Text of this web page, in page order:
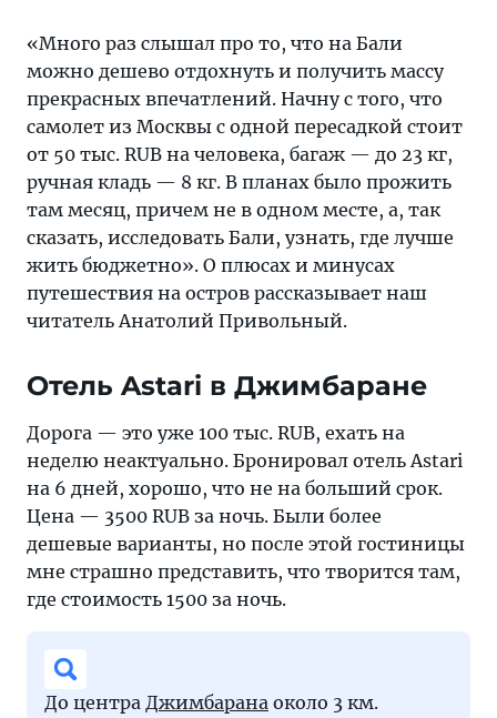
рассказывает
наш
Анатолий
Привольный
«Много раз слышал про то, что на Бали
можно дешево отдохнуть и получить массу
прекрасных впечатлений. Начну с того, что
самолет из Москвы с одной пересадкой стоит
от 50 тыс. RUB на человека, багаж — до 23 кг,
ручная кладь — 8 кг. В планах было прожить
там месяц, причем не в одном месте, а, так
сказать, исследовать Бали, узнать, где лучше
жить бюджетно». О плюсах и минусах
путешествия на остров рассказывает наш
читатель Анатолий Привольный.
Отель Astari в Джимбаране
Дорога — это уже 100 тыс. RUB, ехать на
неделю неактуально. Бронировал отель Astari
на 6 дней, хорошо, что не на больший срок.
Цена — 3500 RUB за ночь. Были более
дешевые варианты, но после этой гостиницы
мне страшно представить, что творится там,
где стоимость 1500 за ночь.
До центра Джимбарана около 3 км.